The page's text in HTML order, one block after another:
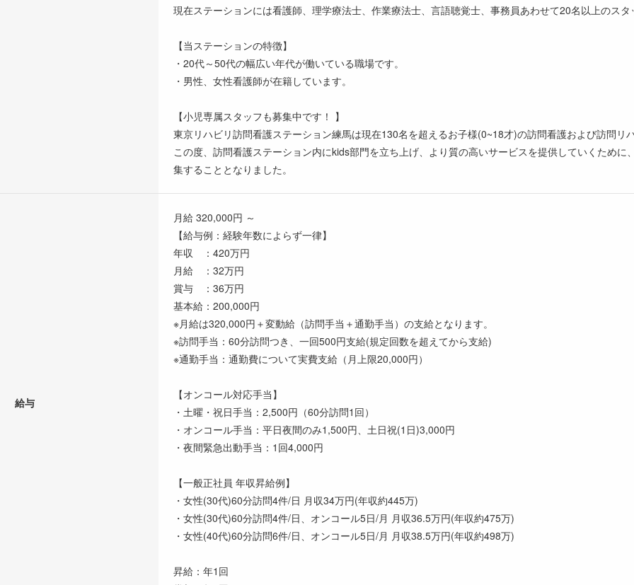
現在ステーションには看護師、理学療法士、作業療法士、言語聴覚士、事務員あわせて20名以上のス
【当ステーションの特徴】
・20代～50代の幅広い年代が働いている職場です。
・男性、女性看護師が在籍しています。
【小児専属スタッフも募集中です！ 】
東京リハビリ訪問看護ステーション練馬は現在130名を超えるお子様(0~18才)の訪問看護および訪問リ
この度、訪問看護ステーション内にkids部門を立ち上げ、より質の高いサービスを提供していくため
集することとなりました。
給与
月給 320,000円 ～
【給与例：経験年数によらず一律】
年収 ：420万円
月給 ：32万円
賞与 ：36万円
基本給：200,000円
※月給は320,000円＋変動給（訪問手当＋通勤手当）の支給となります。
※訪問手当：60分訪問つき、一回500円支給(規定回数を超えてから支給)
※通勤手当：通勤費について実費支給（月上限20,000円）
【オンコール対応手当】
・土曜・祝日手当：2,500円（60分訪問1回）
・オンコール手当：平日夜間のみ1,500円、土日祝(1日)3,000円
・夜間緊急出動手当：1回4,000円
【一般正社員 年収昇給例】
・女性(30代)60分訪問4件/日 月収34万円(年収約445万)
・女性(30代)60分訪問4件/日、オンコール5日/月 月収36.5万円(年収約475万)
・女性(40代)60分訪問6件/日、オンコール5日/月 月収38.5万円(年収約498万)
昇給：年1回